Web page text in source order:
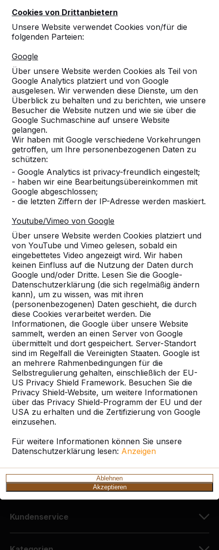
Cookies von Drittanbietern
Unsere Website verwendet Cookies von/für die
folgenden Parteien:
Google
Über unsere Website werden Cookies als Teil von
Google Analytics platziert und von Google
ausgelesen. Wir verwenden diese Dienste, um den
Überblick zu behalten und zu berichten, wie unsere
Besucher die Website nutzen und wie sie über die
Google Suchmaschine auf unsere Website
gelangen.
Wir haben mit Google verschiedene Vorkehrungen
getroffen, um Ihre personenbezogenen Daten zu
schützen:
- Google Analytics ist privacy-freundlich eingestelt;
- haben wir eine Bearbeitungsübereinkommen mit
Google abgeschlossen;
- die letzten Ziffern der IP-Adresse werden maskiert.
Youtube/Vimeo von Google
Über unsere Website werden Cookies platziert und
von YouTube und Vimeo gelesen, sobald ein
eingebettetes Video angezeigt wird. Wir haben
keinen Einfluss auf die Nutzung der Daten durch
Google und/oder Dritte. Lesen Sie die Google-
Datenschutzerklärung (die sich regelmäßig ändern
kann), um zu wissen, was mit ihren
(personenbezogenen) Daten geschieht, die durch
diese Cookies verarbeitet werden. Die
Informationen, die Google über unsere Website
sammelt, werden an einen Server von Google
übermittelt und dort gespeichert. Server-Standort
sind im Regelfall die Vereinigten Staaten. Google ist
an mehrere Rahmenbedingungen für die
Selbstregulierung gehalten, einschließlich der EU-
US Privacy Shield Framework. Besuchen Sie die
Privacy Shield-Website, um weitere Informationen
über das Privacy Shield-Programm der EU und der
USA zu erhalten und die Zertifizierung von Google
einzusehen.
Für weitere Informationen können Sie unsere
Datenschutzerklärung lesen: Anzeigen
Ablehnen
Akzeptieren
Referenzen
Unsere Produkte finden Sie in ganz Europa
und darüber hinaus. Sehen Sie hier, wo Sie
ein HeBlad-Produkt in Ihrer Nähe finden.
Produkt
Alles anzeigen
Kategorie
Alles anzeigen
Ort oder Postleitzahl suchen
Zie ook
Wangen Im Allgau
Kontakt
HeBlad Deutschland
Diekerstraße 97
42781 Haan
Deutschland
+49 212 934 77 25
info@HeBlad.de
Kundenservice